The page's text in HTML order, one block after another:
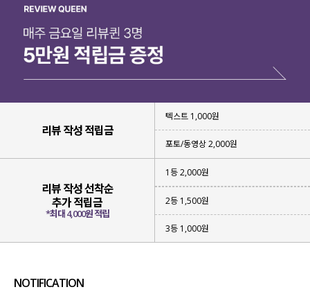
리뷰 작성 적립금
텍스트 1,000원
포토/동영상 2,000원
리뷰 작성 선착순
추가 적립금
*최대 4,000원 적립
1등 2,000원
2등 1,500원
3등 1,000원
NOTIFICATION